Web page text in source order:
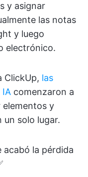
y asignar
las notas
y luego
electrónico.
ClickUp, las
IA comenzaron a
y
un solo lugar.
acabó la pérdida